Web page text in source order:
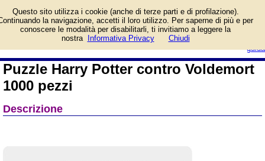
guida
Harry Potter contro
Voldemort 1000 pezzi e
prezzo di vendita. Prodotto da
Puzzle Harry Potter contro Voldemort
1000 pezzi
Descrizione
Questo sito utilizza i cookie (anche di terze parti e di profilazione).
la navigazione, accetti il loro utilizzo. Per saperne di più e per
conoscere le modalità per disabilitarli, ti invitiamo a leggere la
nostra
Informativa Privacy Chiudi